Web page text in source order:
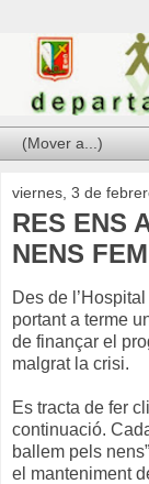
viernes, 3 de
RES ENS
NENS
Des de
portant a terme
de finançar el
malgrat la crisi.
Es tracta de fer
continuació.
ballem pels
el manteniment